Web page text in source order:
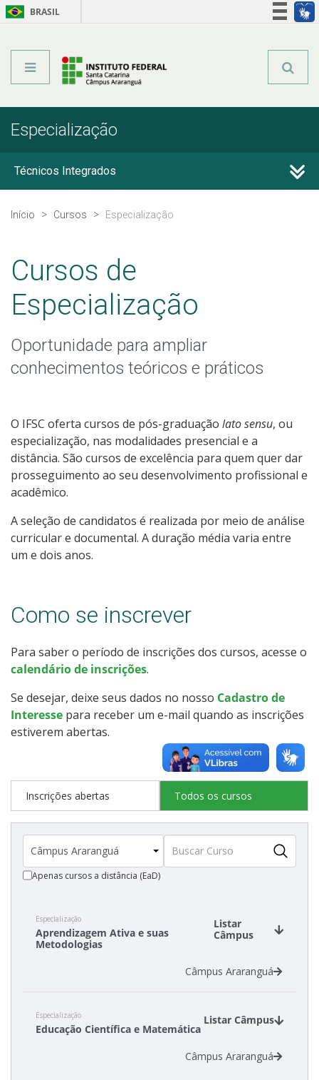
BRASIL
Especialização
Técnicos Integrados
Técnicos Subsequentes
Graduação
Especialização
Todos os cursos
Processo de Inscrição
Resultados
Como posso estudar no IFSC?
Processos Seletivos
Cotas
Inscrições e acompanhamento
Orientações para Matrícula
Provas e Gabaritos
Início Cursos Especialização
Cursos de
Especialização
Oportunidade para ampliar
conhecimentos teóricos e práticos
O IFSC oferta cursos de pós-graduação lato sensu, ou
especialização, nas modalidades presencial e a
distância. São cursos de excelência para quem quer dar
prosseguimento ao seu desenvolvimento profissional e
acadêmico.
A seleção de candidatos é realizada por meio de análise
curricular e documental. A duração média varia entre
um e dois anos.
Como se inscrever
Para saber o período de inscrições dos cursos, acesse o
calendário de inscrições.
Se desejar, deixe seus dados no nosso Cadastro de
Interesse para receber um e-mail quando as inscrições
estiverem abertas.
Inscrições abertas Todos os cursos
Apenas cursos a distância (EaD)
Especialização
Aprendizagem Ativa e suas
Metodologias
Listar
Câmpus
Câmpus Araranguá
Especialização
Educação Científica e Matemática
Listar Câmpus
Câmpus Araranguá